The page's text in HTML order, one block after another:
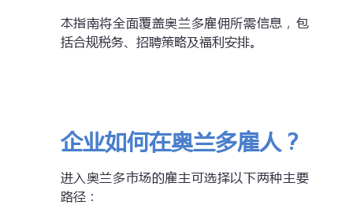
本指南将全面覆盖奥兰多雇佣所需信息，包
括合规税务、招聘策略及福利安排。
企业如何在奥兰多雇人？
进入奥兰多市场的雇主可选择以下两种主要
路径：